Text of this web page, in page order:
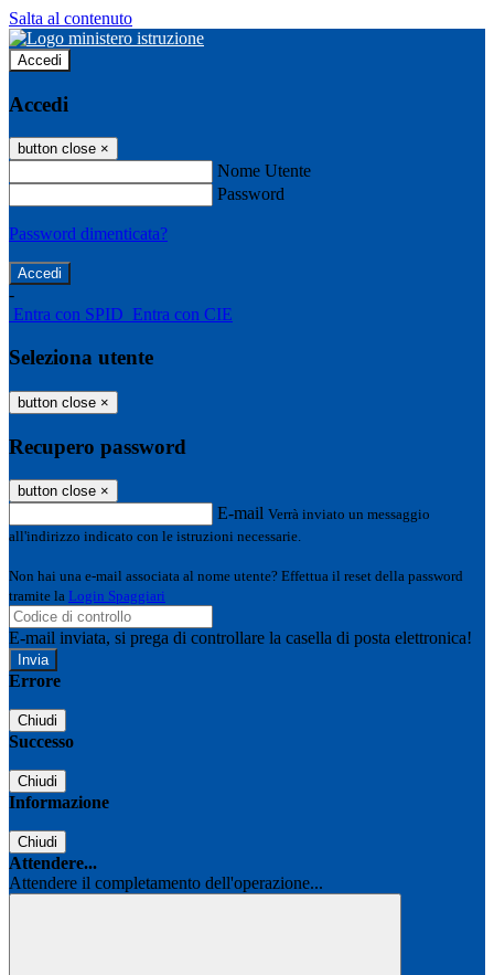
Salta al contenuto
Accedi
Accedi
button close ×
Nome Utente
Password
Password dimenticata?
-
Entra con SPID Entra con CIE
Seleziona utente
button close ×
Recupero password
button close ×
E-mail Verrà inviato un messaggio
all'indirizzo indicato con le istruzioni necessarie.
Non hai una e-mail associata al nome utente? Effettua il reset della password
tramite la Login Spaggiari
E-mail inviata, si prega di controllare la casella di posta elettronica!
Errore
Chiudi
Successo
Chiudi
Informazione
Chiudi
Attendere...
Attendere il completamento dell'operazione...